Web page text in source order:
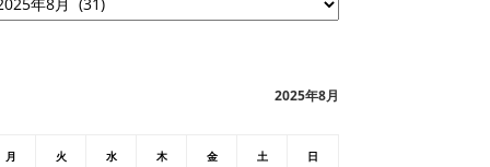
2025年8月
月 火 水 木 金 土 日